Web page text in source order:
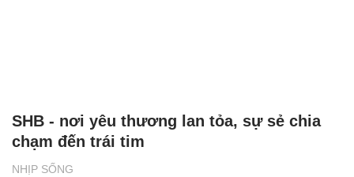
NHỊP SỐNG
SHB - nơi yêu thương lan tỏa, sự sẻ chia
chạm đến trái tim